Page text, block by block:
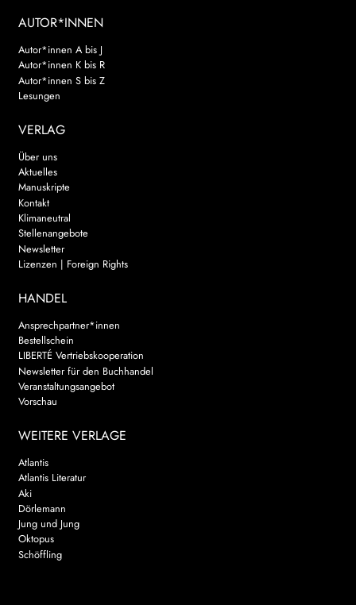
AUTOR*INNEN
Autor*innen A bis J
Autor*innen K bis R
Autor*innen S bis Z
Lesungen
VERLAG
Über uns
Aktuelles
Manuskripte
Kontakt
Klimaneutral
Stellenangebote
Newsletter
Lizenzen | Foreign Rights
HANDEL
Ansprechpartner*innen
Bestellschein
LIBERTÉ Vertriebskooperation
Newsletter für den Buchhandel
Veranstaltungsangebot
Vorschau
WEITERE VERLAGE
Atlantis
Atlantis Literatur
Aki
Dörlemann
Jung und Jung
Oktopus
Schöffling